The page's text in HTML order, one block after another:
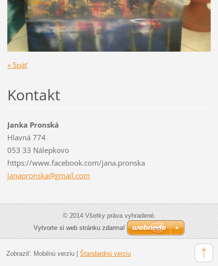
« Späť
Kontakt
Janka Pronská
Hlavná 774
053 33 Nálepkovo
https://www.facebook.com/jana.pronska
janapronska@gmail.com
© 2014 Všetky práva vyhradené.
Vytvorte si web stránku zdarma!
Zobraziť: Mobilnú verziu| Štandardnú verziu